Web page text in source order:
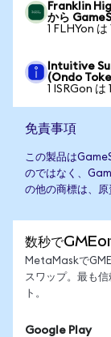
Franklin
から
1 FLHYon
Intuitive
(Ondo
1 ISRGon
免責事項
この製品は
のではなく、
の他の商標は、原
数秒で
MetaMaskで
スワップ。最も
ト。
Google Play